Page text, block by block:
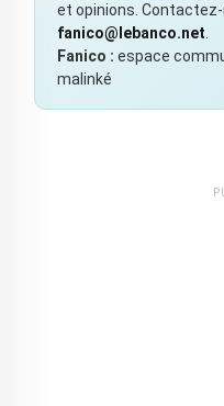
et opinions.
fanico@lebanco.net
Fanico : espace
malinké